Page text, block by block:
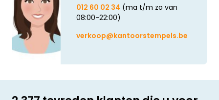
012 60 02 34 (ma t/m zo van
08:00-22:00)
verkoop@kantoorstempels.be